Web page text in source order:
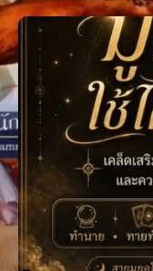
บอกเหตุ ทั้งเรื่องดีและเ
สำคัญที่สุดคือ “อย่าประมา